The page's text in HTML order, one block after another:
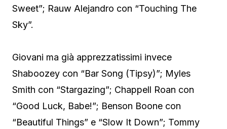
Sweet”; Rauw Alejandro con “Touching The
Sky”.
Giovani ma già apprezzatissimi invece
Shaboozey con “Bar Song (Tipsy)”; Myles
Smith con “Stargazing”; Chappell Roan con
“Good Luck, Babe!”; Benson Boone con
“Beautiful Things” e “Slow It Down”; Tommy